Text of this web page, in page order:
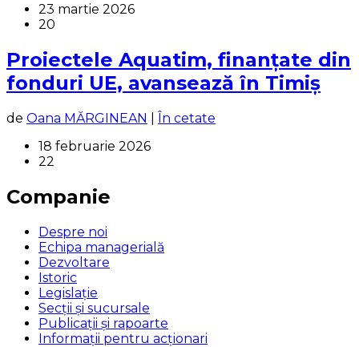
23 martie 2026
20
Proiectele Aquatim, finanțate din
fonduri UE, avansează în Timiș
de Oana MĂRGINEAN
În cetate
18 februarie 2026
22
Companie
Despre noi
Echipa managerială
Dezvoltare
Istoric
Legislaţie
Secţii şi sucursale
Publicații și rapoarte
Informații pentru acționari